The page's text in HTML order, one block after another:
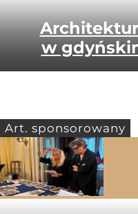
w
Art. sponsorowany